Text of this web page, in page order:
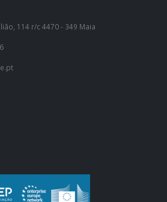
114 r/c 4470 - 349 Maia